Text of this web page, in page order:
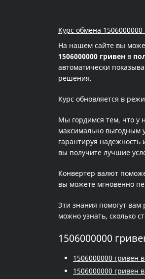
Курс обмена 1506000000
На нашем сайте вы
1506000000 гривен в
автоматически
решения.
Курс обновляется в
Мы гордимся тем, что у
максимально выгодным
гарантируя
вы получите лучшие
Конвертер валют
вы можете мгновенно
Эти знания помогут вам
можно узнать, сколько
1506000000
1506000000 гривен
1506000000 гривен